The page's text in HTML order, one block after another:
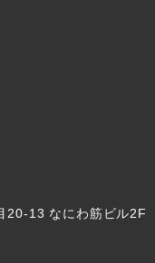
20-13 なにわ筋ビル2F